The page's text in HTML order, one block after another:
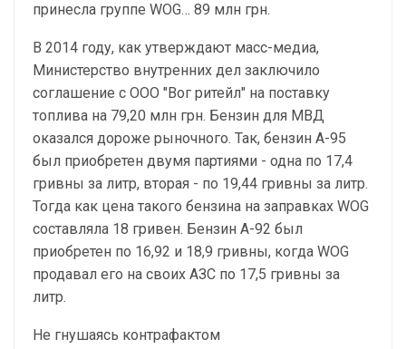
принесла группе WOG… 89 млн грн.
В 2014 году, как утверждают масс-медиа,
Министерство внутренних дел заключило
соглашение с ООО "Вог ритейл" на поставку
топлива на 79,20 млн грн. Бензин для МВД
оказался дороже рыночного. Так, бензин А-95
был приобретен двумя партиями - одна по 17,4
гривны за литр, вторая - по 19,44 гривны за литр.
Тогда как цена такого бензина на заправках WOG
составляла 18 гривен. Бензин А-92 был
приобретен по 16,92 и 18,9 гривны, когда WOG
продавал его на своих АЗС по 17,5 гривны за
литр.
Не гнушаясь контрафактом